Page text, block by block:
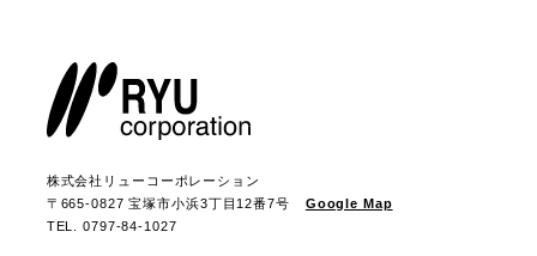
株式会社リューコーポレーション
〒665-0827 宝塚市小浜3丁目12番7号
Google Map
TEL. 0797-84-1027